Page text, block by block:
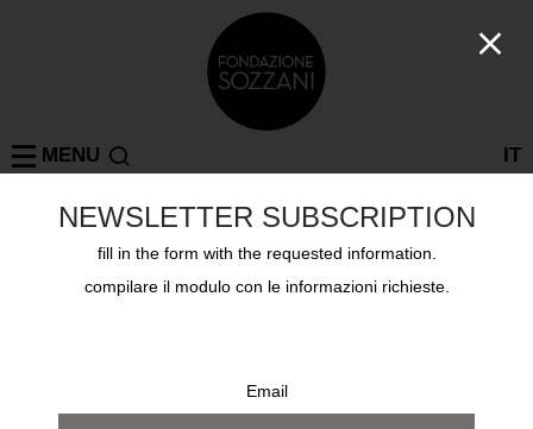
IT
MENU
YOUSUF KARSH
PHOTOGRAPHY
5 sep - 11 oct 2009
NEWSLETTER SUBSCRIPTION
fill in the form with the requested information.
compilare il modulo con le informazioni richieste.
Email